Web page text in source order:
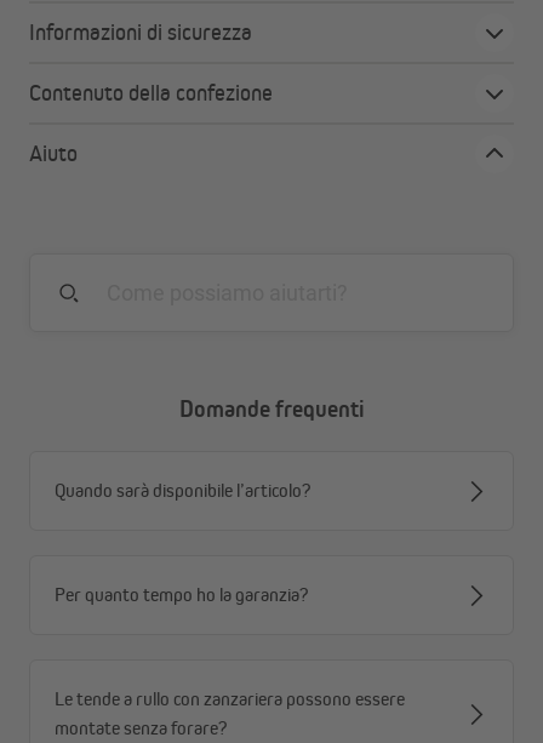
Prodotto originale JAROLIFT
compatibilità durante la sostituzione.
Informazioni di sicurezza
Contenuto della confezione
Aiuto
Domande frequenti
Quando sarà disponibile l’articolo?
Per quanto tempo ho la garanzia?
Le tende a rullo con zanzariera possono essere
montate senza forare?